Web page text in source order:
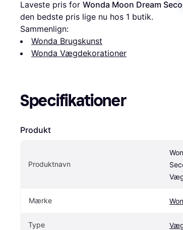
Laveste pris for Wonda Moon Dream
den bedste pris lige nu hos 1 butik.
Sammenlign:
Wonda Brugskunst
Wonda Vægdekorationer
Specifikationer
Produkt
Produktnavn
Mærke
Type